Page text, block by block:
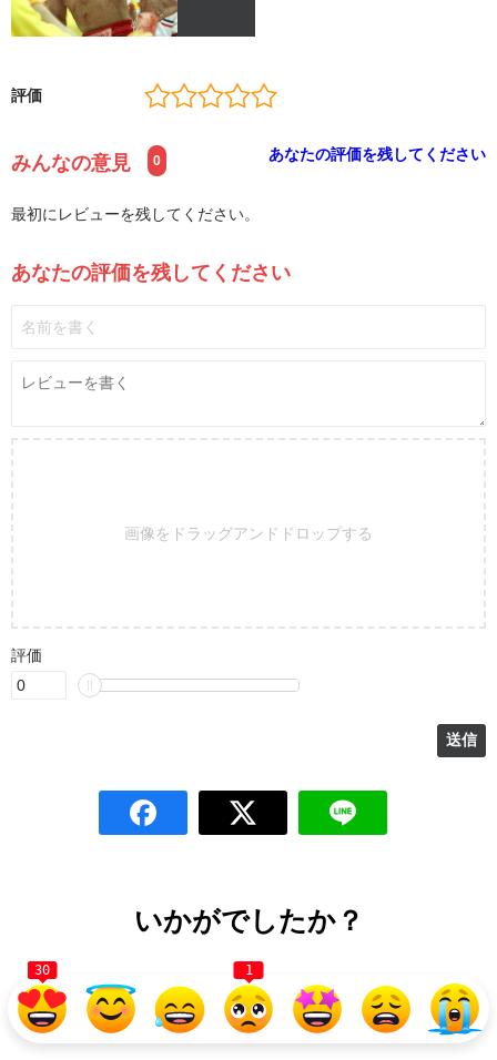
評価
みんなの意見 0 あなたの評価を残してください
最初にレビューを残してください。
あなたの評価を残してください
画像をドラッグアンドドロップする
評価
いかがでしたか？
30 1